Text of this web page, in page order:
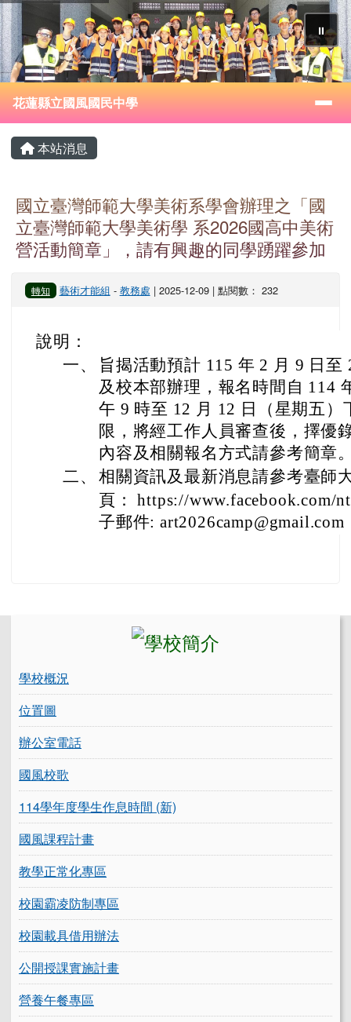
跳至主內容區
花蓮縣立國風國民中學
⏸
導覽列
花蓮縣立國風國民中學
主內容區域
本站消息
國立臺灣師範大學美術系學會辦理之「國
立臺灣師範大學美術學 系2026國高中美術
營活動簡章」，請有興趣的同學踴躍參加
轉知 藝術才能組 - 教務處 | 2025-12-09 | 點閱數： 232
說明：
一、
旨揭活動預計 115 年 2 月 9 日
及校本部辦理，報名時間自 114
午 9 時至 12 月 12 日（星期五
限，將經工作人員審查後，擇優
內容及相關報名方式請參考簡章
二、 相關資訊及最新消息請參考臺師
頁： https://www.facebook.com/
子郵件: art2026camp@gmail.com
學校概況
位置圖
辦公室電話
國風校歌
114學年度學生作息時間 (新)
國風課程計畫
教學正常化專區
校園霸凌防制專區
校園載具借用辦法
公開授課實施計畫
營養午餐專區
頁尾區域